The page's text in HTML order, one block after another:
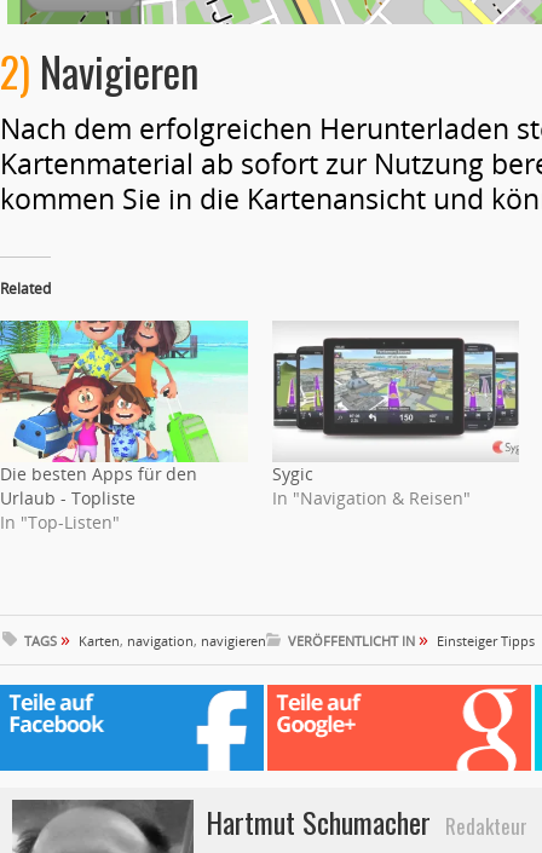
2) Navigieren
Nach dem erfolgreichen Herunterladen
Kartenmaterial ab sofort zur Nutzung
kommen Sie in die Kartenansicht und
Related
Die besten Apps für den
Urlaub - Topliste
In "Top-Listen"
Sygic
In "Navigation & Reisen"
TAGS » Karten, navigation, navigieren VERÖFFENTLICHT IN » Einsteiger Tipps
Hartmut Schumacher Redakteur